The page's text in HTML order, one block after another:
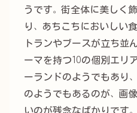
うです。街全体に美しく
り、あちこちにおいしい
トランやブースが立ち並
ーマを持つ10の個別エリ
ーランドのようでもあり
のようでもあるのが、画
いのが残念なばかりです